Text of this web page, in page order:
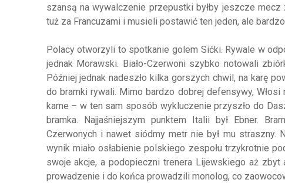
szansą na wywalczenie przepustki byłby jeszcze
tuż za Francuzami i musieli postawić ten jeden, ale
Polacy otworzyli to spotkanie golem Sićki. Rywale w
jednak Morawski. Biało-Czerwoni szybko notowali
Później jednak nadeszło kilka gorszych chwil, na karę
do bramki rywali. Mimo bardzo dobrej defensywy,
karne – w ten sam sposób wykluczenie przyszło do
bramka. Najjaśniejszym punktem Italii był Ebner.
Czerwonych i nawet siódmy metr nie był mu straszny.
wynik miało osłabienie polskiego zespołu trzykrotnie
swoje akcje, a podopieczni trenera Lijewskiego aż
prowadzenie i do końca prowadzili monolog, co